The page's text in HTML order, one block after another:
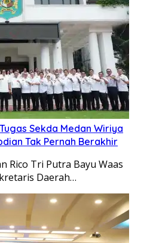
Sekda Medan Wiriya
Tak Pernah Berakhir
Rico Tri Putra Bayu Waas
Daerah…